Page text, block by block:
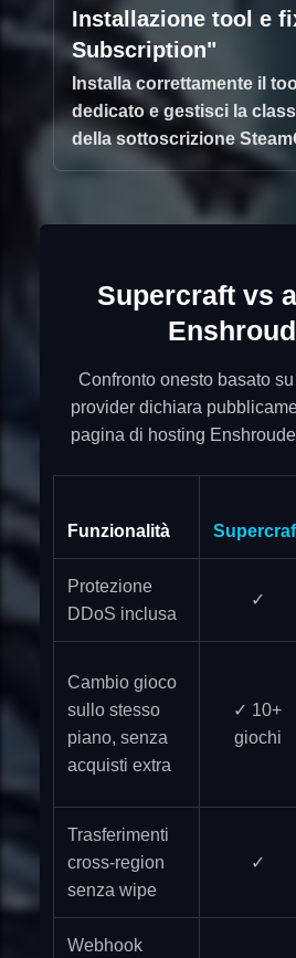
Installazione tool e
Subscription"
Installa correttamente il
dedicato e gestisci la
della sottoscrizione
Supercraft vs
Confronto onesto basato
provider dichiara
pagina di hosting
Funzionalità
Protezione
DDoS inclusa
✓
Cambio gioco
sullo stesso
piano, senza
acquisti extra
✓ 10+
giochi
Trasferimenti
cross-region
senza wipe
✓
Webhook